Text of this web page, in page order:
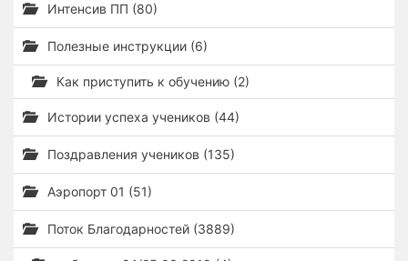
Интенсив ПП (80)
Полезные инструкции (6)
Как приступить к обучению (2)
Истории успеха учеников (44)
Поздравления учеников (135)
Аэропорт 01 (51)
Поток Благодарностей (3889)